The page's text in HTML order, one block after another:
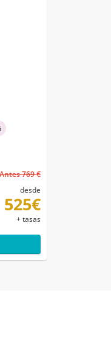
769 €
desde
525€
+ tasas